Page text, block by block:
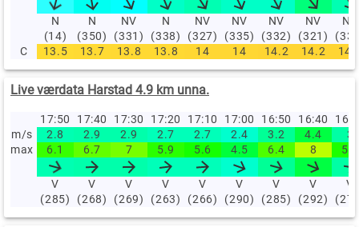
N
(14)
N
(350)
NV
(331)
N
(338)
NV
(327)
NV
(335)
NV
(332)
NV
(321)
NV
C
13.5 13.7 13.8 13.8 14 14 14.2 14.2
Live værdata Harstad 4.9 km unna.
17:50 17:40 17:30 17:20 17:10 17:00 16:50 16:40
m/s
2.8 2.9 2.9 2.7 2.7 2.4 3.2 4.4
3
max
6.1 6.7 7 5.9 5.6 4.5 6.4 8 5.7
V
(285)
V
(268)
V
(269)
V
(263)
V
(266)
V
(290)
V
(285)
V
(292)
V